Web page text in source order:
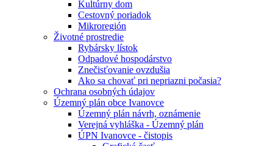
Kultúrny dom
Cestovný poriadok
Mikroregión
Životné prostredie
Rybársky lístok
Odpadové hospodárstvo
Znečisťovanie ovzdušia
Ako sa chovať pri nepriazni počasia?
Ochrana osobných údajov
Územný plán obce Ivanovce
Územný plán návrh, oznámenie
Verejná vyhláška - Územný plán
ÚPN Ivanovce - čistopis